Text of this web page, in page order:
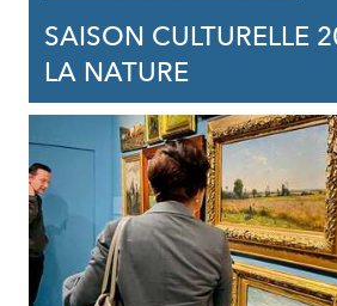
SAISON CULTURELLE
LA NATURE